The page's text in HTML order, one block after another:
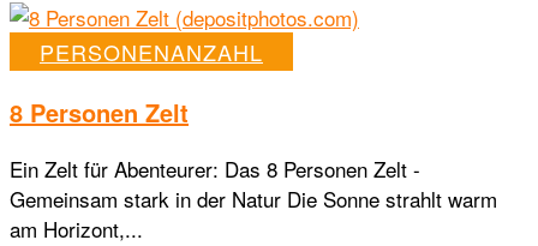
PERSONENANZAHL
8 Personen Zelt
Ein Zelt für Abenteurer: Das 8 Personen Zelt -
Gemeinsam stark in der Natur Die Sonne strahlt warm
am Horizont,...